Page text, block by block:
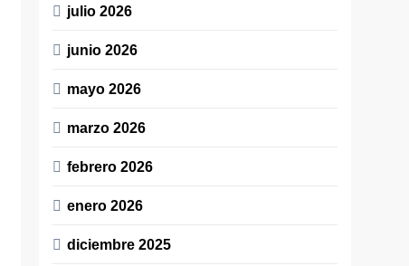
julio 2026
junio 2026
mayo 2026
marzo 2026
febrero 2026
enero 2026
diciembre 2025